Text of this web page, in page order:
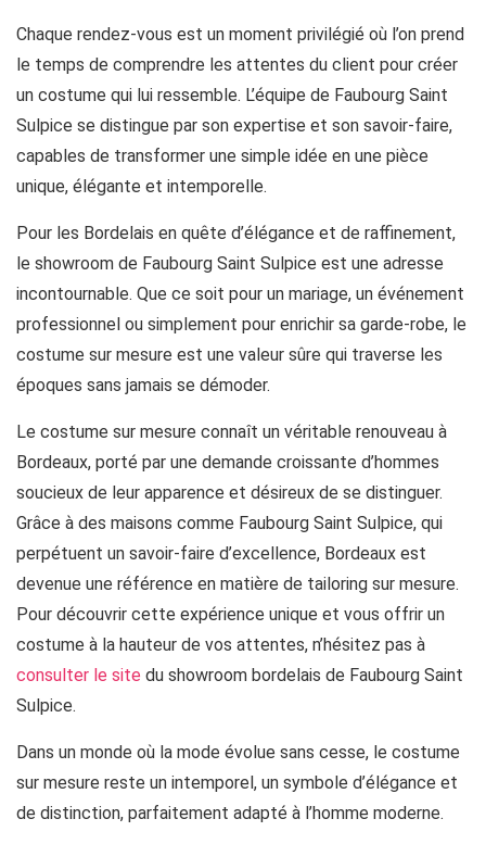
Chaque rendez-vous est un moment privilégié où l’on prend
le temps de comprendre les attentes du client pour créer
un costume qui lui ressemble. L’équipe de Faubourg Saint
Sulpice se distingue par son expertise et son savoir-faire,
capables de transformer une simple idée en une pièce
unique, élégante et intemporelle.
Pour les Bordelais en quête d’élégance et de raffinement,
le showroom de Faubourg Saint Sulpice est une adresse
incontournable. Que ce soit pour un mariage, un événement
professionnel ou simplement pour enrichir sa garde-robe, le
costume sur mesure est une valeur sûre qui traverse les
époques sans jamais se démoder.
Le costume sur mesure connaît un véritable renouveau à
Bordeaux, porté par une demande croissante d’hommes
soucieux de leur apparence et désireux de se distinguer.
Grâce à des maisons comme Faubourg Saint Sulpice, qui
perpétuent un savoir-faire d’excellence, Bordeaux est
devenue une référence en matière de tailoring sur mesure.
Pour découvrir cette expérience unique et vous offrir un
costume à la hauteur de vos attentes, n’hésitez pas à
consulter le site du showroom bordelais de Faubourg Saint
Sulpice.
Dans un monde où la mode évolue sans cesse, le costume
sur mesure reste un intemporel, un symbole d’élégance et
de distinction, parfaitement adapté à l’homme moderne.